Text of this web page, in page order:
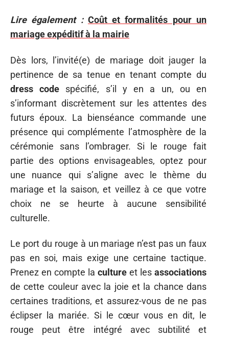
Lire également : Coût et formalités pour un
mariage expéditif à la mairie
Dès lors, l’invité(e) de mariage doit jauger la
pertinence de sa tenue en tenant compte du
dress code spécifié, s’il y en a un, ou en
s’informant discrètement sur les attentes des
futurs époux. La bienséance commande une
présence qui complémente l’atmosphère de la
cérémonie sans l’ombrager. Si le rouge fait
partie des options envisageables, optez pour
une nuance qui s’aligne avec le thème du
mariage et la saison, et veillez à ce que votre
choix ne se heurte à aucune sensibilité
culturelle.
Le port du rouge à un mariage n’est pas un faux
pas en soi, mais exige une certaine tactique.
Prenez en compte la culture et les associations
de cette couleur avec la joie et la chance dans
certaines traditions, et assurez-vous de ne pas
éclipser la mariée. Si le cœur vous en dit, le
rouge peut être intégré avec subtilité et